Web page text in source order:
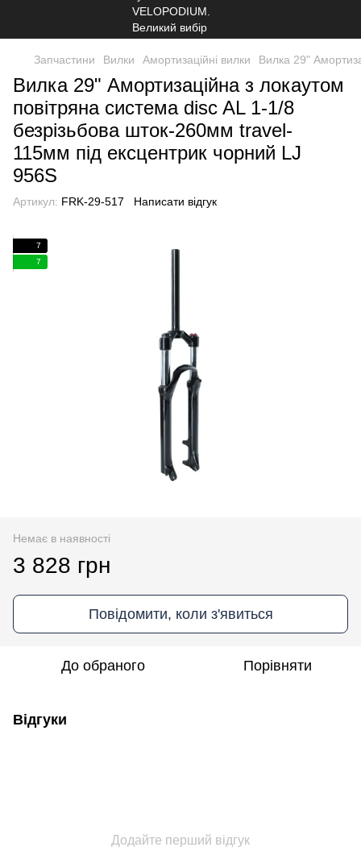
Запчастини Вилки Амортизаційні вилки Вилка 29"
Вилка 29" Амортизаційна з локаутом
повітряна система disc AL 1-1/8
безрізьбова шток-260мм travel-
115мм під ексцентрик чорний LJ
956S
Артикул: FRK-29-517 Написати відгук
7
7
Немає в наявності
3 828 грн
Повідомити, коли з'явиться
До обраного Порівняти
Відгуки
Додайте перший відгук